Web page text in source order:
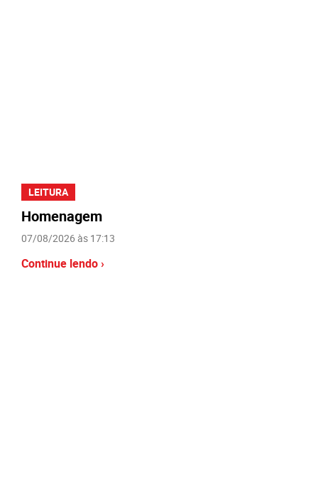
LEITURA
Homenagem
07/08/2026 às 17:13
Continue lendo ›